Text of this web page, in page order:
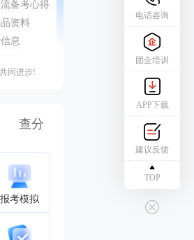
同进步!
查分
报考模拟
电话咨询
团企培训
APP下载
建议反馈
TOP